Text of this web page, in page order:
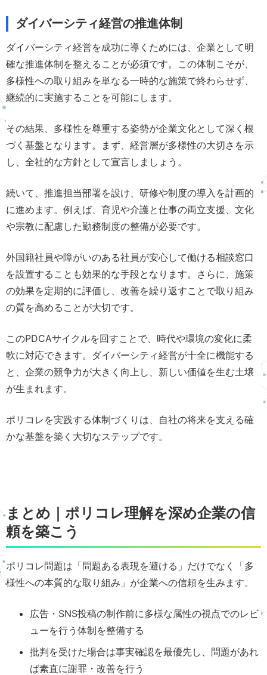
ダイバーシティ経営の推進体制
ダイバーシティ経営を成功に導くためには、企業として明
確な推進体制を整えることが必須です。この体制こそが、
多様性への取り組みを単なる一時的な施策で終わらせず、
継続的に実施することを可能にします。
その結果、多様性を尊重する姿勢が企業文化として深く根
づく基盤となります。まず、経営層が多様性の大切さを示
し、全社的な方針として宣言しましょう。
続いて、推進担当部署を設け、研修や制度の導入を計画的
に進めます。例えば、育児や介護と仕事の両立支援、文化
や宗教に配慮した勤務制度の整備が必要です。
外国籍社員や障がいのある社員が安心して働ける相談窓口
を設置することも効果的な手段となります。さらに、施策
の効果を定期的に評価し、改善を繰り返すことで取り組み
の質を高めることが大切です。
このPDCAサイクルを回すことで、時代や環境の変化に柔
軟に対応できます。ダイバーシティ経営が十全に機能する
と、企業の競争力が大きく向上し、新しい価値を生む土壌
が生まれます。
ポリコレを実践する体制づくりは、自社の将来を支える確
かな基盤を築く大切なステップです。
まとめ｜ポリコレ理解を深め企業の信
頼を築こう
ポリコレ問題は「問題ある表現を避ける」だけでなく「多
様性への本質的な取り組み」が企業への信頼を生みます。
広告・SNS投稿の制作前に多様な属性の視点でのレビ
ューを行う体制を整備する
批判を受けた場合は事実確認を最優先し、問題があれ
ば素直に謝罪・改善を行う